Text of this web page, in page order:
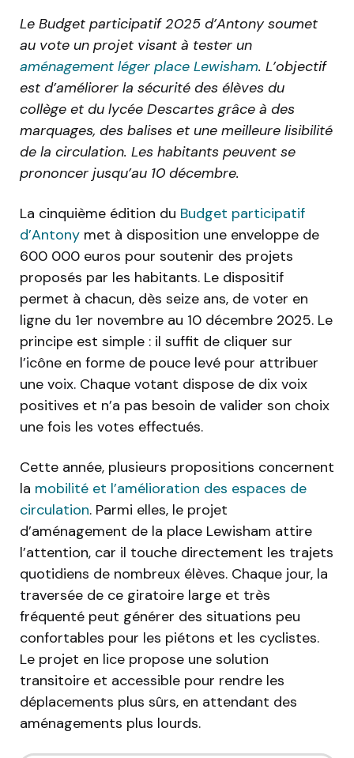
Le Budget participatif 2025 d’Antony soumet
au vote un projet visant à tester un
aménagement léger place Lewisham. L’objectif
est d’améliorer la sécurité des élèves du
collège et du lycée Descartes grâce à des
marquages, des balises et une meilleure lisibilité
de la circulation. Les habitants peuvent se
prononcer jusqu’au 10 décembre.
La cinquième édition du Budget participatif
d’Antony met à disposition une enveloppe de
600 000 euros pour soutenir des projets
proposés par les habitants. Le dispositif
permet à chacun, dès seize ans, de voter en
ligne du 1er novembre au 10 décembre 2025. Le
principe est simple : il suffit de cliquer sur
l’icône en forme de pouce levé pour attribuer
une voix. Chaque votant dispose de dix voix
positives et n’a pas besoin de valider son choix
une fois les votes effectués.
Cette année, plusieurs propositions concernent
la mobilité et l’amélioration des espaces de
circulation. Parmi elles, le projet
d’aménagement de la place Lewisham attire
l’attention, car il touche directement les trajets
quotidiens de nombreux élèves. Chaque jour, la
traversée de ce giratoire large et très
fréquenté peut générer des situations peu
confortables pour les piétons et les cyclistes.
Le projet en lice propose une solution
transitoire et accessible pour rendre les
déplacements plus sûrs, en attendant des
aménagements plus lourds.